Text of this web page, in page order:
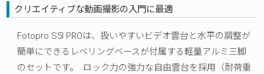
クリエイティブな動画撮影の入門に最適
Fotopro S5I PROは、扱いやすいビデオ雲台と水平の調整が
簡単にできるレベリングベースが付属する軽量アルミ三脚
のセットです。 ロック力の強力な自由雲台を採用（耐荷重